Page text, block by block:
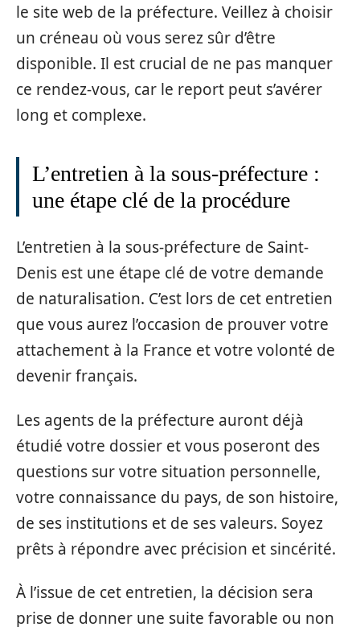
le site web de la préfecture. Veillez à choisir
un créneau où vous serez sûr d’être
disponible. Il est crucial de ne pas manquer
ce rendez-vous, car le report peut s’avérer
long et complexe.
L’entretien à la sous-préfecture :
une étape clé de la procédure
L’entretien à la sous-préfecture de Saint-
Denis est une étape clé de votre demande
de naturalisation. C’est lors de cet entretien
que vous aurez l’occasion de prouver votre
attachement à la France et votre volonté de
devenir français.
Les agents de la préfecture auront déjà
étudié votre dossier et vous poseront des
questions sur votre situation personnelle,
votre connaissance du pays, de son histoire,
de ses institutions et de ses valeurs. Soyez
prêts à répondre avec précision et sincérité.
À l’issue de cet entretien, la décision sera
prise de donner une suite favorable ou non